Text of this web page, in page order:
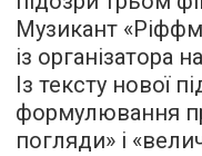
Музикант
із організатора
Із тексту нової
формулювання
погляди» і